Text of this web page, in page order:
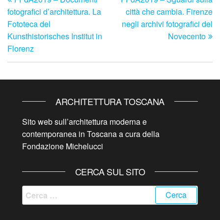
articoli
fotografici d’architettura. La
Fototeca del
Kunsthistorisches Institut in
Florenz
città che cambia. Firenze
negli archivi fotografici del
Novecento
ARCHITETTURA TOSCANA
Sito web sull’architettura moderna e
contemporanea in Toscana a cura della
Fondazione Michelucci
CERCA SUL SITO
Ricerca
per: